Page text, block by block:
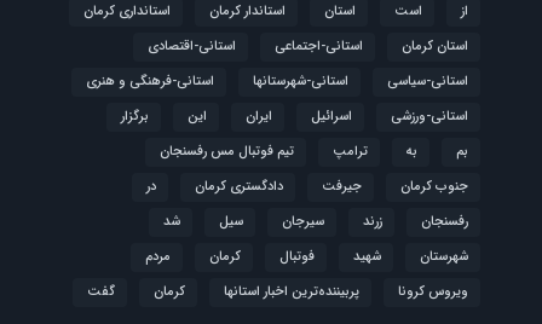
از
است استان استاندار کرمان
استانداری کرمان
استان کرمان
استانی-اجتماعی
استانی-اقتصادی
استانی-سیاسی
استانی-شهرستانها
استانی-فرهنگی و هنری
استانی-ورزشی
اسرائیل ایران این
برگزار
بم
به ترامپ
تیم فوتبال مس رفسنجان
جنوب کرمان
جیرفت دادگستری کرمان
در
رفسنجان
زرند سیرجان سیل
شد
شهرستان
شهید فوتبال كرمان
مردم
ویروس کرونا
پربیننده‌ترین اخبار استانها کرمان گفت